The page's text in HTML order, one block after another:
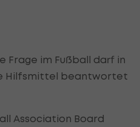
Frage im Fußball darf in
Hilfsmittel beantwortet
Association Board